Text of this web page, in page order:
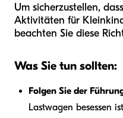
Um sicherzustellen,
Aktivitäten für
beachten Sie diese
Was Sie tun sollten:
Folgen Sie der
Lastwagen besessen